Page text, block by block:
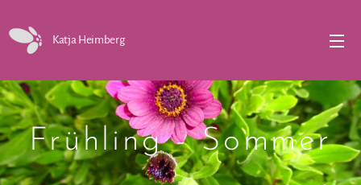
Katja Heimberg
Frühling - Sommer